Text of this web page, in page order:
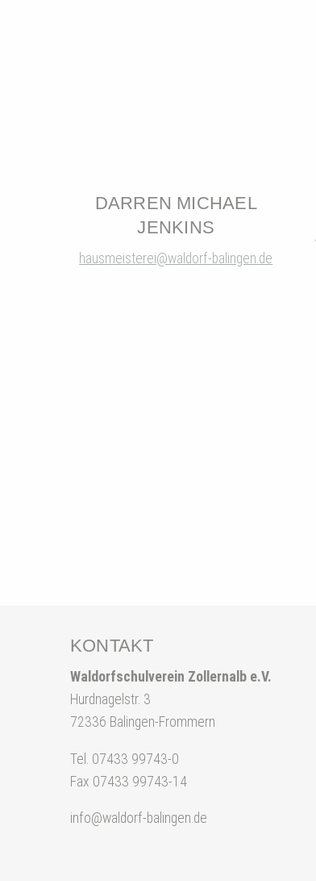
DARREN MICHAEL
JENKINS
hausmeisterei@waldorf-balingen.de
KONTAKT
Waldorfschulverein Zollernalb e.V.
Hurdnagelstr. 3
72336 Balingen-Frommern
Tel. 07433 99743-0
Fax 07433 99743-14
info@waldorf-balingen.de